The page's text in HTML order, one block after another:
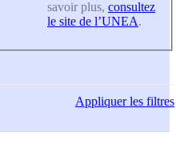
savoir plus, consultez
le site de l’UNEA.
Appliquerles filtres